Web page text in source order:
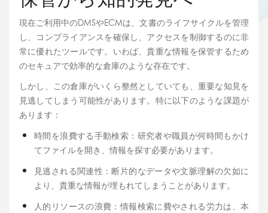
現在ご利用中のDMSやECMは、文書のライフサイクルを管理
し、コンプライアンスを確保し、アクセスを制御するのに非
常に優れたツールです。いわば、貴重な情報を保管するため
のセキュアで効率的な倉庫のような存在です。
しかし、この倉庫がいくら整然としていても、重要な知見を
見逃してしまう可能性があります。特に以下のような課題が
あります：
時間を浪費する手動検索：研究者や職員が何時間もかけ
てファイルを開き、情報を探す必要があります。
見逃される関連性：断片的なデータや文脈理解の欠如に
より、貴重な情報が埋もれてしまうことがあります。
人的リソースの浪費：情報検索に費やされる労力は、本